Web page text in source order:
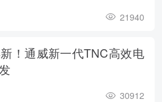
21940
！通威新一代TNC高效电
30912